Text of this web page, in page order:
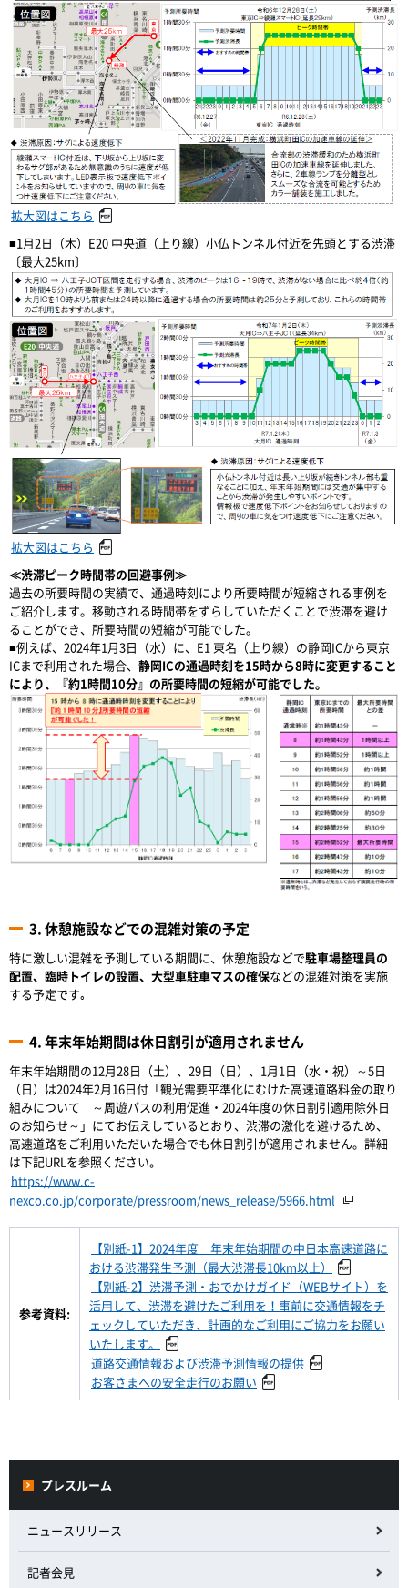
拡大図はこちら
■1月2日（木）E20 中央道（上り線）小仏トンネル付近を先頭とする渋滞
〔最大25km〕
拡大図はこちら
≪渋滞ピーク時間帯の回避事例≫
過去の所要時間の実績で、通過時刻により所要時間が短縮される事例を
ご紹介します。移動される時間帯をずらしていただくことで渋滞を避け
ることができ、所要時間の短縮が可能でした。
■例えば、2024年1月3日（水）に、E1 東名（上り線）の静岡ICから東京
ICまで利用された場合、 静岡ICの通過時刻を15時から8時に変更すること
により、『約1時間10分』の所要時間の短縮が可能でした。
3. 休憩施設などでの混雑対策の予定
特に激しい混雑を予測している期間に、休憩施設などで駐車場整理員の
配置、臨時トイレの設置、大型車駐車マスの確保などの混雑対策を実施
する予定です｡
4. 年末年始期間は休日割引が適用されません
年末年始期間の12月28日（土）、29日（日）、1月1日（水・祝）～5日
（日）は2024年2月16日付「観光需要平準化にむけた高速道路料金の取り
組みについて ～周遊パスの利用促進・2024年度の休日割引適用除外日
のお知らせ～」にてお伝えしているとおり、渋滞の激化を避けるため、
高速道路をご利用いただいた場合でも休日割引が適用されません。詳細
は下記URLを参照ください。
https://www.c-
nexco.co.jp/corporate/pressroom/news_release/5966.html
参考資料:
【別紙-1】2024年度 年末年始期間の中日本高速道路に
おける渋滞発生予測（最大渋滞長10km以上）
【別紙-2】渋滞予測・おでかけガイド（WEBサイト）を
活用して、渋滞を避けたご利用を！事前に交通情報をチ
ェックしていただき、計画的なご利用にご協力をお願い
いたします。
道路交通情報および渋滞予測情報の提供
お客さまへの安全走行のお願い
プレスルーム
ニュースリリース
記者会見